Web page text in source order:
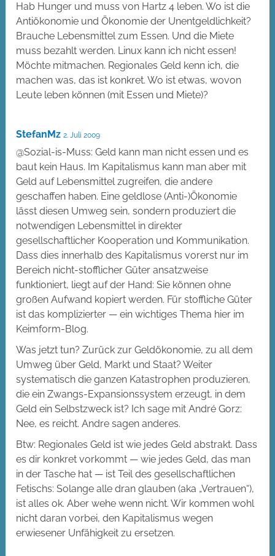
Hab Hunger und muss von Hartz 4 leben. Wo ist die
Antiökonomie und Ökonomie der Unentgeldlichkeit?
Brauche Lebensmittel zum Essen. Und die Miete
muss bezahlt werden. Linux kann ich nicht essen!
Möchte mitmachen. Regionales Geld kenn ich, die
machen was, das ist konkret. Wo ist etwas, wovon
Leute leben können (mit Essen und Miete)?
StefanMz 2. Juli 2009
@Sozial-is-Muss: Geld kann man nicht essen und es
baut kein Haus. Im Kapitalismus kann man aber mit
Geld auf Lebensmittel zugreifen, die andere
geschaffen haben. Eine geldlose (Anti-)Ökonomie
lässt diesen Umweg sein, sondern produziert die
notwendigen Lebensmittel in direkter
gesellschaftlicher Kooperation und Kommunikation.
Dass dies innerhalb des Kapitalismus vorerst nur im
Bereich nicht-stofflicher Güter ansatzweise
funktioniert, liegt auf der Hand: Sie können ohne
großen Aufwand kopiert werden. Für stoffliche Güter
ist das komplizierter — ein wichtiges Thema hier im
Keimform-Blog.
Was jetzt tun? Zurück zur Geldökonomie, zu all dem
Umweg über Geld, Markt und Staat? Weiter
systematisch die ganzen Katastrophen produzieren,
die ein Zwangs-Expansionssystem erzeugt, in dem
Geld ein Selbstzweck ist? Ich sage mit André Gorz:
Nee, es reicht. Andre sagen anderes.
Btw: Regionales Geld ist wie jedes Geld abstrakt. Dass
es dir konkret vorkommt — wie jedes Geld, das man
in der Tasche hat — ist Teil des gesellschaftlichen
Fetischs: Solange alle dran glauben (aka „Vertrauen“),
ist alles ok. Aber wehe wenn nicht. Wir kommen wohl
nicht daran vorbei, den Kapitalismus wegen
erwiesener Unfähigkeit zu ersetzen.